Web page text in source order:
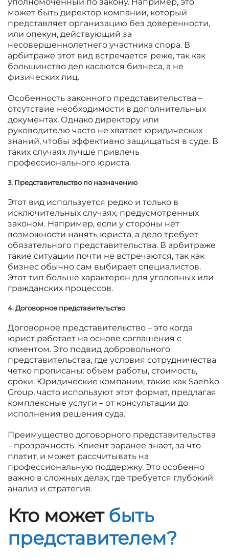
может быть директор компании, который
представляет организацию без доверенности,
или опекун, действующий за
несовершеннолетнего участника спора. В
арбитраже этот вид встречается реже, так как
большинство дел касаются бизнеса, а не
физических лиц.
Особенность законного представительства –
отсутствие необходимости в дополнительных
документах. Однако директору или
руководителю часто не хватает юридических
знаний, чтобы эффективно защищаться в суде. В
таких случаях лучше привлечь
профессионального юриста.
3. Представительство по назначению
Этот вид используется редко и только в
исключительных случаях, предусмотренных
законом. Например, если у стороны нет
возможности нанять юриста, а дело требует
обязательного представительства. В арбитраже
такие ситуации почти не встречаются, так как
бизнес обычно сам выбирает специалистов.
Этот тип больше характерен для уголовных или
гражданских процессов.
4. Договорное представительство
Договорное представительство – это когда
юрист работает на основе соглашения с
клиентом. Это подвид добровольного
представительства, где условия сотрудничества
четко прописаны: объем работы, стоимость,
сроки. Юридические компании, такие как Saenko
Group, часто используют этот формат, предлагая
комплексные услуги – от консультации до
исполнения решения суда.
Преимущество договорного представительства
– прозрачность. Клиент заранее знает, за что
платит, и может рассчитывать на
профессиональную поддержку. Это особенно
важно в сложных делах, где требуется глубокий
анализ и стратегия.
Кто может быть
представителем?